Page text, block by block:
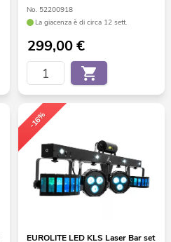
No. 52200918
La giacenza è di circa 12 sett.
299,00€
-16%
EUROLITE LED KLS Laser Bar set